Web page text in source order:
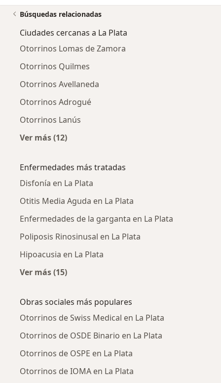
Búsquedas relacionadas
Ciudades cercanas a La Plata
Otorrinos Lomas de Zamora
Otorrinos Quilmes
Otorrinos Avellaneda
Otorrinos Adrogué
Otorrinos Lanús
Ver más (12)
Enfermedades más tratadas
Disfonía en La Plata
Otitis Media Aguda en La Plata
Enfermedades de la garganta en La Plata
Poliposis Rinosinusal en La Plata
Hipoacusia en La Plata
Ver más (15)
Obras sociales más populares
Otorrinos de Swiss Medical en La Plata
Otorrinos de OSDE Binario en La Plata
Otorrinos de OSPE en La Plata
Otorrinos de IOMA en La Plata